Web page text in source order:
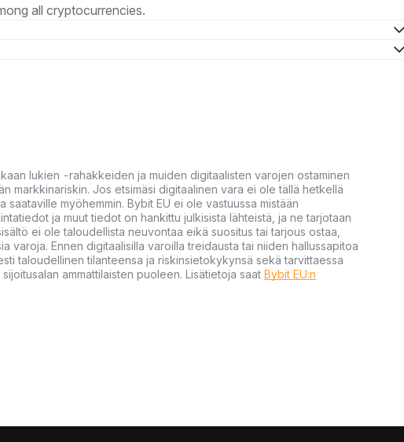
all cryptocurrencies.
lukien -rahakkeiden ja muiden digitaalisten varojen ostaminen
markkinariskin. Jos etsimäsi digitaalinen vara ei ole tällä hetkellä
saataville myöhemmin. Bybit EU ei ole vastuussa mistään
ja muut tiedot on hankittu julkisista lähteistä, ja ne tarjotaan
ei ole taloudellista neuvontaa eikä suositus tai tarjous ostaa,
varoja. Ennen digitaalisilla varoilla treidausta tai niiden hallussapitoa
taloudellinen tilanteensa ja riskinsietokykynsä sekä tarvittaessa
ammattilaisten puoleen. Lisätietoja saat Bybit EU:n